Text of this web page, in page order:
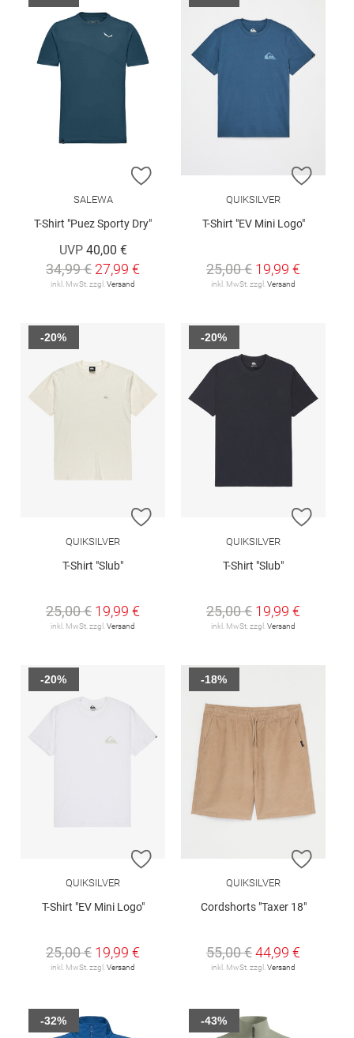
ZUR WUNSCHLISTE HINZUFÜGEN
SALEWA
T-Shirt "Puez Sporty Dry"
UVP 40,00 €
34,99 € 27,99 €
inkl. MwSt. zzgl. Versand
ZUR
QUIKSILVER
T-Shirt "EV Mini Logo"
25,00 € 19,99 €
inkl. MwSt. zzgl. Versand
ZUR WUNSCHLISTE HINZUFÜGEN
QUIKSILVER
T-Shirt "Slub"
25,00 € 19,99 €
inkl. MwSt. zzgl. Versand
-20%
ZUR
QUIKSILVER
T-Shirt "Slub"
25,00 € 19,99 €
inkl. MwSt. zzgl. Versand
-20%
ZUR WUNSCHLISTE HINZUFÜGEN
QUIKSILVER
T-Shirt "EV Mini Logo"
25,00 € 19,99 €
inkl. MwSt. zzgl.Versand
-20%
ZUR
QUIKSILVER
Cordshorts "Taxer 18"
55,00 €44,99 €
inkl. MwSt. zzgl.Versand
-18%
-32% -43%